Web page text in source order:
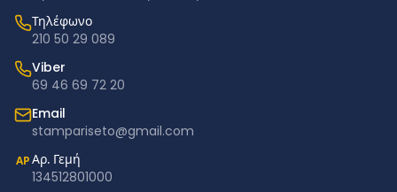
Τηλέφωνο
210 50 29 089
Viber
69 46 69 72 20
Email
stampariseto@gmail.com
ΑΡΑρ. Γεμή
134512801000